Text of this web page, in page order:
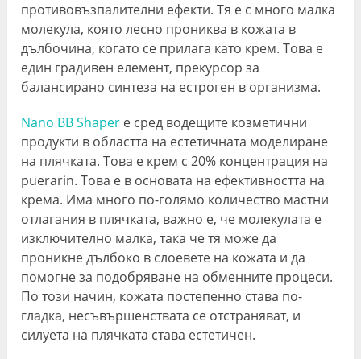
противовъзпалителни ефекти. Тя е с много малка
молекула, която лесно прониква в кожата в
дълбочина, когато се прилага като крем. Това е
един градивен елемент, прекурсор за
балансирано синтеза на естроген в организма.
Nano BB Shaper е сред водещите козметични
продукти в областта на естетичната моделиране
на плячката. Това е крем с 20% концентрация на
puerarin. Това е в основата на ефективността на
крема. Има много по-голямо количество мастни
отлагания в плячката, важно е, че молекулата е
изключително малка, така че тя може да
проникне дълбоко в слоевете на кожата и да
помогне за подобряване на обменните процеси.
По този начин, кожата постепенно става по-
гладка, несъвършенствата се отстраняват, и
силуета на плячката става естетичен.